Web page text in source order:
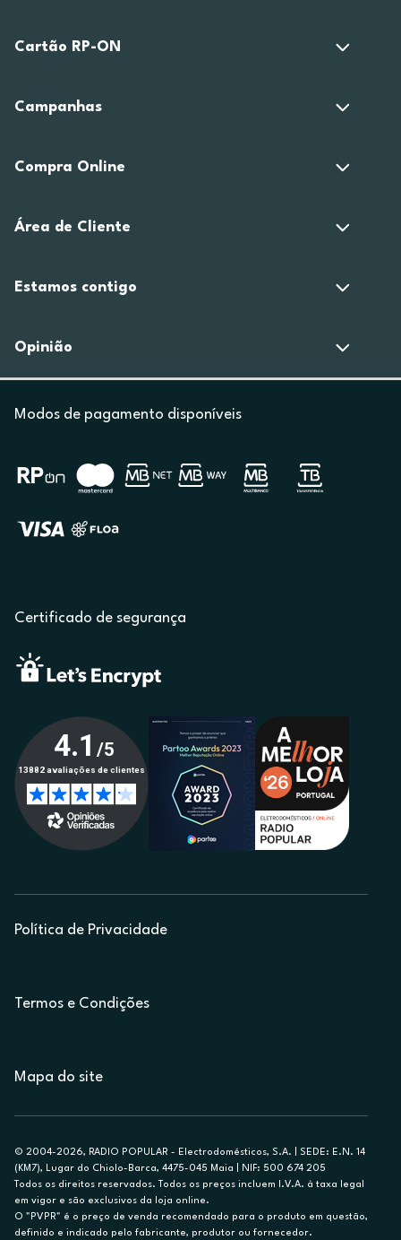
Cartão RP-ON
Campanhas
Compra Online
Área de Cliente
Estamos contigo
Opinião
Modos de pagamento disponíveis
Certificado de segurança
Política de Privacidade
Termos e Condições
Mapa do site
© 2004-2026, RADIO POPULAR - Electrodomésticos, S.A. | SEDE: E.N. 14
(KM7), Lugar do Chiolo-Barca, 4475-045 Maia | NIF: 500 674 205
Todos os direitos reservados. Todos os preços incluem I.V.A. à taxa legal
em vigor e são exclusivos da loja online.
O "PVPR" é o preço de venda recomendado para o produto em questão,
definido e indicado pelo fabricante, produtor ou fornecedor.